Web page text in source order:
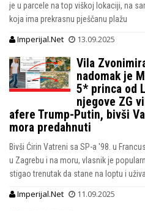
je u parcele na top viškoj lokaciji, na
koja ima prekrasnu pješčanu plažu
Imperijal.Net 13.09.2025
Vila
nadomak je
5* princa od
njegove ZG
afere Trump-Putin, bivši
mora predahnuti
Bivši Ćirin Vatreni sa SP-a '98. u
u Zagrebu i na moru, vlasnik je
stigao trenutak da stane na loptu i
Imperijal.Net 11.09.2025